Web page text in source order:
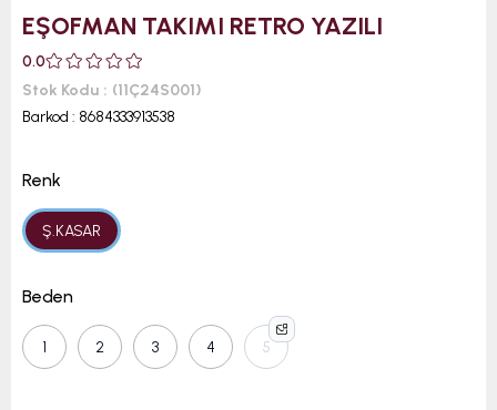
EŞOFMAN TAKIMI RETRO YAZILI
0.0
Stok Kodu
(11Ç24S001)
Barkod : 8684333913538
Renk
Ş.KASAR
Beden
1 2 3 4 5